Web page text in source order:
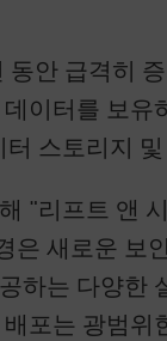
안 급격히
이터를 보
스토리지
"리프트 앤
은 새로운 보
하는 다양한
포는 광범